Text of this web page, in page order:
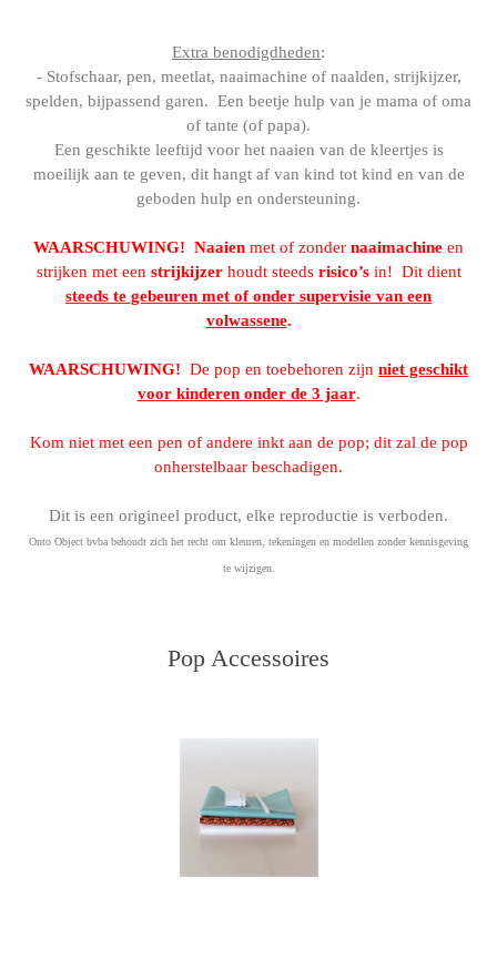
Extra benodigdheden:
- Stofschaar, pen, meetlat, naaimachine of naalden, strijkijzer,
spelden, bijpassend garen. Een beetje hulp van je mama of oma
of tante (of papa).
Een geschikte leeftijd voor het naaien van de kleertjes is
moeilijk aan te geven, dit hangt af van kind tot kind en van de
geboden hulp en ondersteuning.
WAARSCHUWING! Naaien met of zonder naaimachine en
strijken met een strijkijzerhoudt steeds risico’sin! Dit dient
steeds te gebeuren met of onder supervisie van een
volwassene.
WAARSCHUWING! De pop en toebehoren zijn niet geschikt
voor kinderen onder de 3 jaar.
Kom niet met een pen of andere inkt aan de pop; dit zal de pop
onherstelbaar beschadigen.
Dit is een origineel product, elke reproductie is verboden.
Onto Object bvba behoudt zich het recht om kleuren, tekeningen en modellen zonder kennisgeving
te wijzigen.
Pop Accessoires